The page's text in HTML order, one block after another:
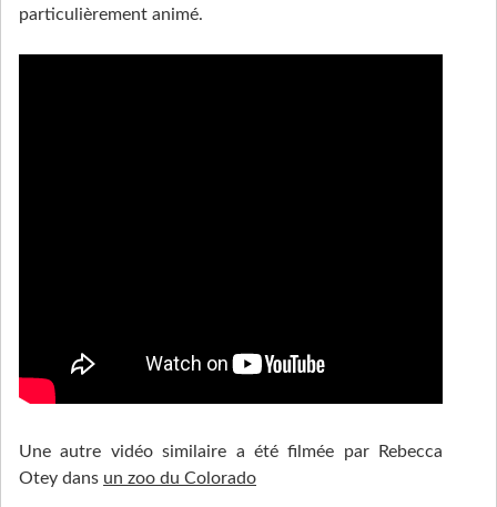
particulièrement animé.
Une autre vidéo similaire a été filmée par Rebecca
Otey dans un zoo du Colorado